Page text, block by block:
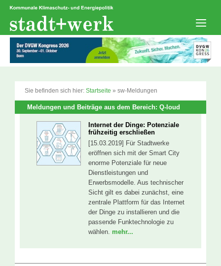
Zum
springen
Sie befinden sich hier: Startseite » sw-Meldungen
Meldungen und Beiträge aus dem Bereich: Q-loud
Internet der Dinge: Potenziale
frühzeitig erschließen
[15.03.2019] Für Stadtwerke
eröffnen sich mit der Smart City
enorme Potenziale für neue
Dienstleistungen und
Erwerbsmodelle. Aus technischer
Sicht gilt es dabei zunächst, eine
zentrale Plattform für das Internet
der Dinge zu installieren und die
passende Funktechnologie zu
wählen. mehr...